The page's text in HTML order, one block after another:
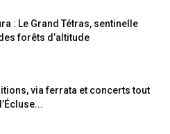
: Le Grand Tétras, sentinelle
forêts d’altitude
via ferrata et concerts tout